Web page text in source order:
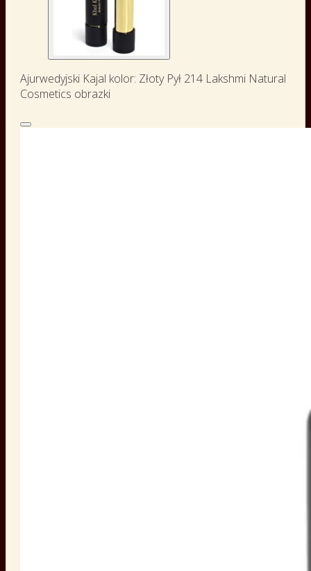
Ajurwedyjski Kajal kolor: Złoty Pył 214 Lakshmi Natural
Cosmetics obrazki